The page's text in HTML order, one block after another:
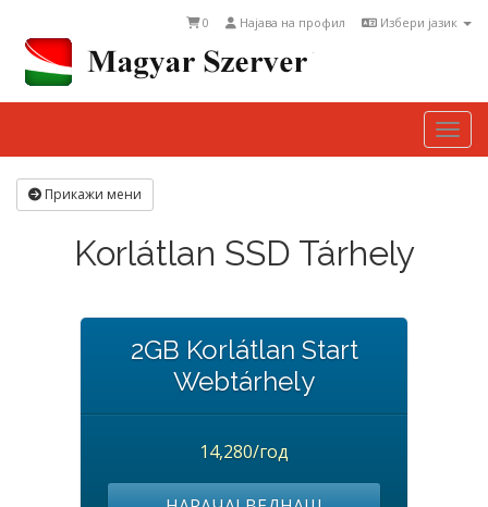
Избери јазик
Најава на профил
0
Прикажи мени
Korlátlan SSD Tárhely
2GB Korlátlan Start
Webtárhely
14,280/год